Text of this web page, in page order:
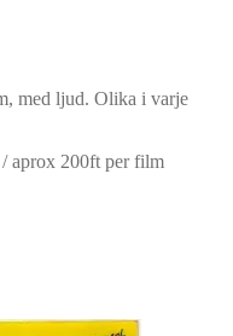
med ljud. Olika i varje
aprox 200ft per film